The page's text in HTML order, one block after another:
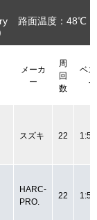
路面温度：48℃
メーカ
ー
周
回
数
ベ
スズキ 22
HARC-
PRO.
22